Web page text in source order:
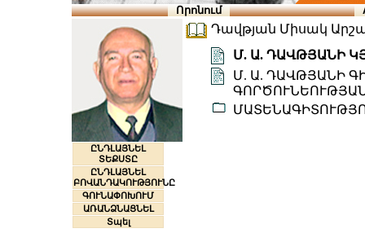
Որոնում
ԸՆԴԼԱՅՆԵԼ
ՏԵՔՍՏԸ
ԸՆԴԼԱՅՆԵԼ
ԲՈՎԱՆԴԱԿՈՒԹՅՈՒՆԸ
ԳՈՒՆԱՓՈԽՈՒՄ
ԱՌԱՆՁՆԱՑՆԵԼ
Տպել
Դավթյան Միսակ
Մ. Ա. ԴԱՎԹՅԱՆԻ
Մ. Ա. ԴԱՎԹՅԱՆԻ